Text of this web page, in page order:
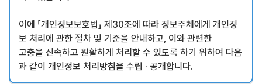
이에 「개인정보보호법」 제30조에 따라 정보주체에게 개인정
보 처리에 관한 절차 및 기준을 안내하고, 이와 관련한
고충을 신속하고 원활하게 처리할 수 있도록 하기 위하여 다음
과 같이 개인정보 처리방침을 수립 ‧ 공개합니다.